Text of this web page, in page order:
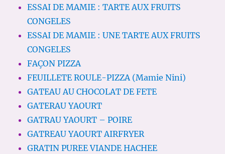
ESSAI DE MAMIE : TARTE AUX FRUITS
CONGELES
ESSAI DE MAMIE : UNE TARTE AUX FRUITS
CONGELES
FAÇON PIZZA
FEUILLETE ROULE-PIZZA (Mamie Nini)
GATEAU AU CHOCOLAT DE FETE
GATERAU YAOURT
GATRAU YAOURT – POIRE
GATREAU YAOURT AIRFRYER
GRATIN PUREE VIANDE HACHEE